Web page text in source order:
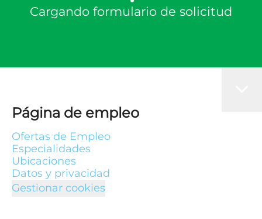
Cargando formulario de solicitud
Página de empleo
Ofertas de Empleo
Especialidades
Ubicaciones
Datos y privacidad
Gestionar cookies